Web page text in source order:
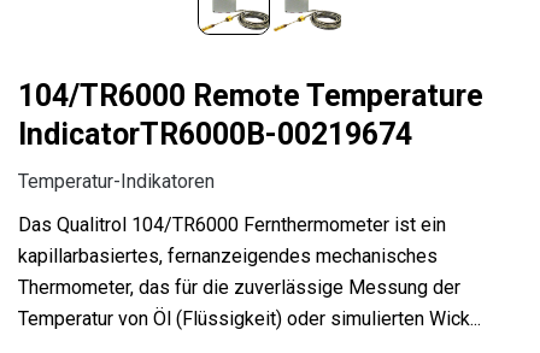
104/TR6000 Remote Temperature
IndicatorTR6000B-00219674
Temperatur-Indikatoren
Das Qualitrol 104/TR6000 Fernthermometer ist ein
kapillarbasiertes, fernanzeigendes mechanisches
Thermometer, das für die zuverlässige Messung der
Temperatur von Öl (Flüssigkeit) oder simulierten Wick...